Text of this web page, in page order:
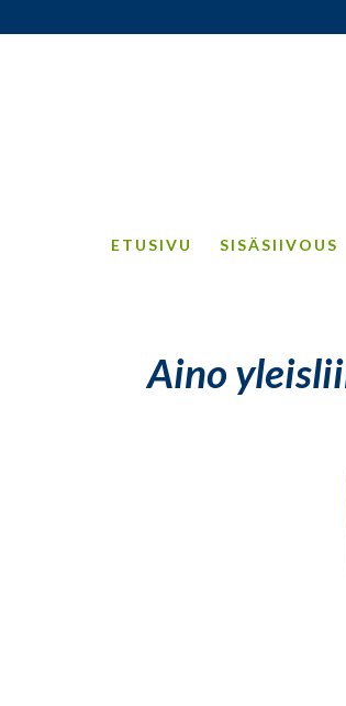
ETUSIVU SISÄSIIVOUS
Aino